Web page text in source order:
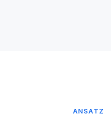
ANSATZ